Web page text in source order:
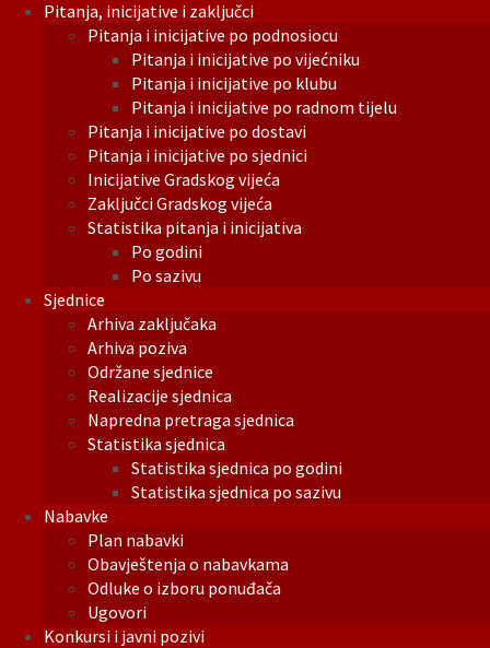
Pitanja, inicijative i zaključci
Pitanja i inicijative po podnosiocu
Pitanja i inicijative po vijećniku
Pitanja i inicijative po klubu
Pitanja i inicijative po radnom tijelu
Pitanja i inicijative po dostavi
Pitanja i inicijative po sjednici
Inicijative Gradskog vijeća
Zaključci Gradskog vijeća
Statistika pitanja i inicijativa
Po godini
Po sazivu
Sjednice
Arhiva zaključaka
Arhiva poziva
Održane sjednice
Realizacije sjednica
Napredna pretraga sjednica
Statistika sjednica
Statistika sjednica po godini
Statistika sjednica po sazivu
Nabavke
Plan nabavki
Obavještenja o nabavkama
Odluke o izboru ponuđača
Ugovori
Konkursi i javni pozivi